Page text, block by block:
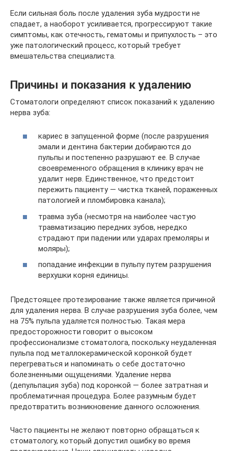
Если сильная боль после удаления зуба мудрости не
спадает, а наоборот усиливается, прогрессируют такие
симптомы, как отечность, гематомы и припухлость – это
уже патологический процесс, который требует
вмешательства специалиста.
Причины и показания к удалению
Стоматологи определяют список показаний к удалению
нерва зуба:
кариес в запущенной форме (после разрушения
эмали и дентина бактерии добираются до
пульпы и постепенно разрушают ее. В случае
своевременного обращения в клинику врач не
удалит нерв. Единственное, что предстоит
пережить пациенту — чистка тканей, пораженных
патологией и пломбировка канала);
травма зуба (несмотря на наиболее частую
травматизацию передних зубов, нередко
страдают при падении или ударах премоляры и
моляры);
попадание инфекции в пульпу путем разрушения
верхушки корня единицы.
Предстоящее протезирование также является причиной
для удаления нерва. В случае разрушения зуба более, чем
на 75% пульпа удаляется полностью. Такая мера
предосторожности говорит о высоком
профессионализме стоматолога, поскольку неудаленная
пульпа под металлокерамической коронкой будет
перегреваться и напоминать о себе достаточно
болезненными ощущениями. Удаление нерва
(депульпация зуба) под коронкой — более затратная и
проблематичная процедура. Более разумным будет
предотвратить возникновение данного осложнения.
Часто пациенты не желают повторно обращаться к
стоматологу, который допустил ошибку во время